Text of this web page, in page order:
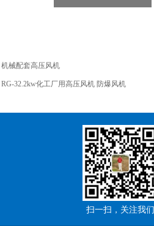
机械配套高压风机
RG-32.2kw化工厂用高压风机 防爆风机
扫一扫，关注我们